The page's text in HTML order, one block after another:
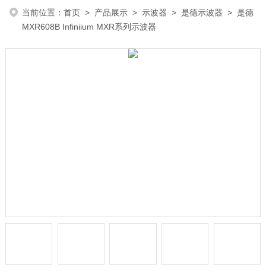
当前位置：首页 > 产品展示 > 示波器 >是德示波器 > 是德
MXR608B Infiniium MXR系列示波器